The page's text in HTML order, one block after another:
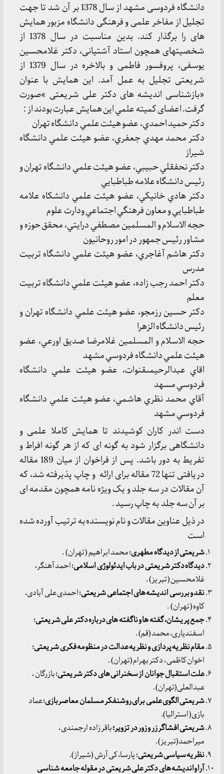
دانشگاه فردوسی مشهد از سال 1378 بر آن شد تا جهت
تجلیل از مفاخر علمی و فرهنگی دانشگاه مزبور همایش
های را برگذار کند. بدین مناسبت در سال 1378 از
شخصیتهای همچون استاد آشتیانی، دکتر غلامحسین
یوسفی، پروفسور فاطمی و بالاخره در سال 1379 از
شریعتی تجلیل به عمل آمد. این همایش با عنوان
«بازشناسی اندیشه های دکتر علی شریعتی »صورت
گرفت. اعضای كميته علمي اين همايش عبارت بودند از :
دكتر حميد احمدي، عضو هيئت علمي دانشگاه تهران
دكتر محمد مهدي جعفري، عضو هيئت علمي دانشگاه
شيراز
دكتر نحفقلي حبيبي، عضو هيئت علمي دانشگاه تهران و
رئيس دانشگاه علامه طباطبايي
دكتر هادي خانيكي، عضو هيئت علمي دانشكاه علامه
طباطبايي و معاون فرهنگي اجتماعي ودارت علوم
حجه الاسلام و المسلمين مصطفي درايتي، محقق حوزه و
مشاور رئيس جمهور در امور روحانيون
دكتر هاشم آغاجري، عضو هيئت علمي دانشگاه تربيت
مدرس
دكتر احمد رجب زاده، عضو هيئت علمي دانشگاه تربيت
معلم
دكتر حسين رزمجو، عضو هيئت علمي دانشگاه تهران و
رئيس دانشگاه الزهرا
حجه الاسلام و المسلمين غلامرضا صديق اورعي، عضو
هيئت علمي دانشگاه فردوسي مشهد
اقاي عبدالرحيمىقنوات، عضو هيئت علمي دانشگاه
فردوسي مسهد
آقاي محمد نظري هاشمي، عضو هيئت علمي دانشگاه
فردوسي مشهد
دست اندر کاران کوشیدند تا همایش کاملا علمی و
دانشگاهی برگزار شود به گونه ای که از هر گونه افراط و
تفریط به دور باشد. پس از فراخوان از میان 189 مقاله
دریافتی تنها 72 مقاله برای ارائه و چاپ پذیرفته شد، که
آن مقالات در سه جلد و یک ویژه نامه همچون مقدمه ای
بر آن سه جلد به چاپ رسید .
در ذیل عناوین مقالات و نام نویسنده به ترتیب آورده شده
است
شریعتی از دیدگاه مطهری؛ محمد ابراهیم ( تهران) .
دیدگاه دکتر شریعتی در باب ایدئولوژی اسلامی؛ احمد آهنگر،
غلامحسین ( تبریز) .
نقد و بررسی اندیشه های اجتماعی شریعتی؛ احمدی علی آبادی،
کاوه ( تهران) .
جمع پریشان، گفته ها و ناگفته های درباره دکتر علی شریعتی؛
اسفندیاری، محمد (قم) .
مقام نظریه پردازی و نظریه عدالت در منظومه فکری شریعتی؛
اخوان کاظمی ، دکتر بهرام (تهران) .
علت استقبال جوانان از سخنرانی های دکتر شریعتی؛ بازرگان ،
عبدالعلی(تهران) .
شریعتی الگوی علمی برای روشنفکر مسلمان معاصربازی؛ عماد
بازی( استرالیا).
شریعتی افشاگر زر و زور در تزویر؛باقر زاده ارجمندی ،
میراحمد(تبریز) .
نظریه سیاسی شریعتی؛ پارسا، کی آرش (شیراز).
آرا واندیشه های دکتر علی شریعتی در مقوله جامعه شناسی